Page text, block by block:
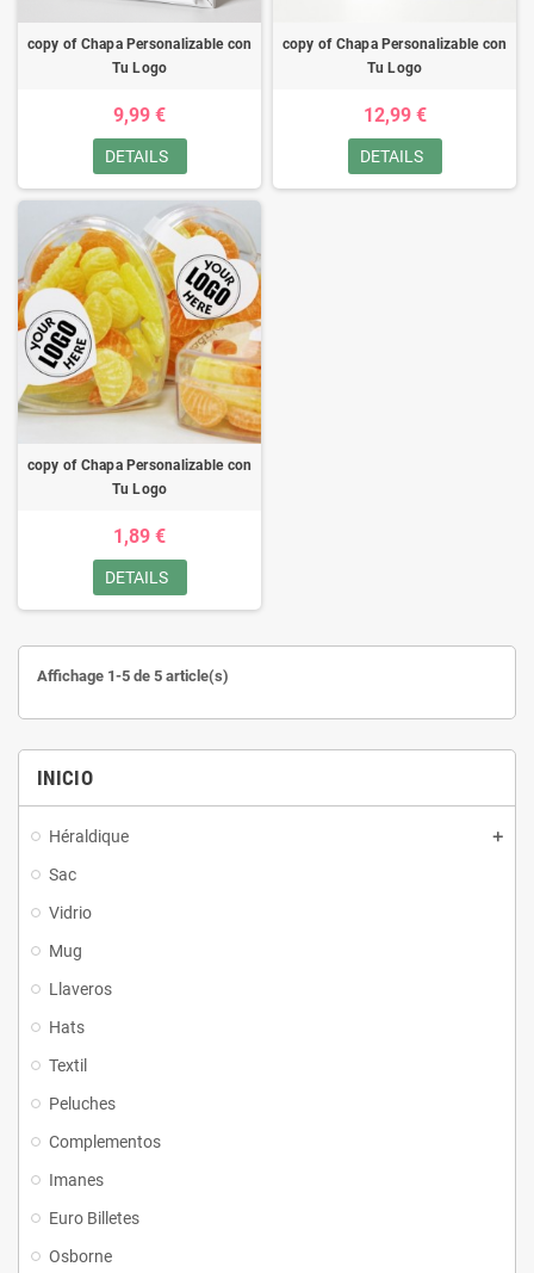
INICIO
Héraldique
Sac
Vidrio
Mug
Llaveros
Hats
Textil
Peluches
Complementos
Imanes
Euro Billetes
Osborne
copy of Chapa Personalizable con
Tu Logo
9,99 €
DETAILS
copy of Chapa Personalizable con
Tu Logo
12,99 €
DETAILS
copy of Chapa Personalizable con
Tu Logo
1,89 €
DETAILS
Affichage 1-5 de 5 article(s)